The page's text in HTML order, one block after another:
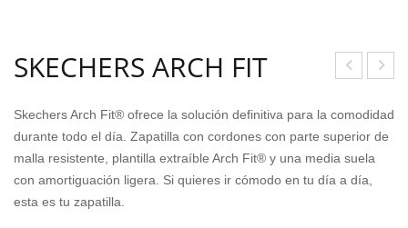
NO
WA
VE
HER
S
FO
AMI
SKECHERS ARCH FIT
Skechers Arch Fit® ofrece la solución definitiva para la comodidad
durante todo el día. Zapatilla con cordones con parte superior de
malla resistente, plantilla extraíble Arch Fit® y una media suela
con amortiguación ligera. Si quieres ir cómodo en tu día a día,
esta es tu zapatilla.